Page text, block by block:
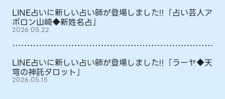
LINE占いに新しい占い師が登場しました!!「占い芸人ア
ポロン山崎◆新姓名占」
2026.05.22
LINE占いに新しい占い師が登場しました!!「ラーヤ◆天
穹の神託タロット」
2026.05.15